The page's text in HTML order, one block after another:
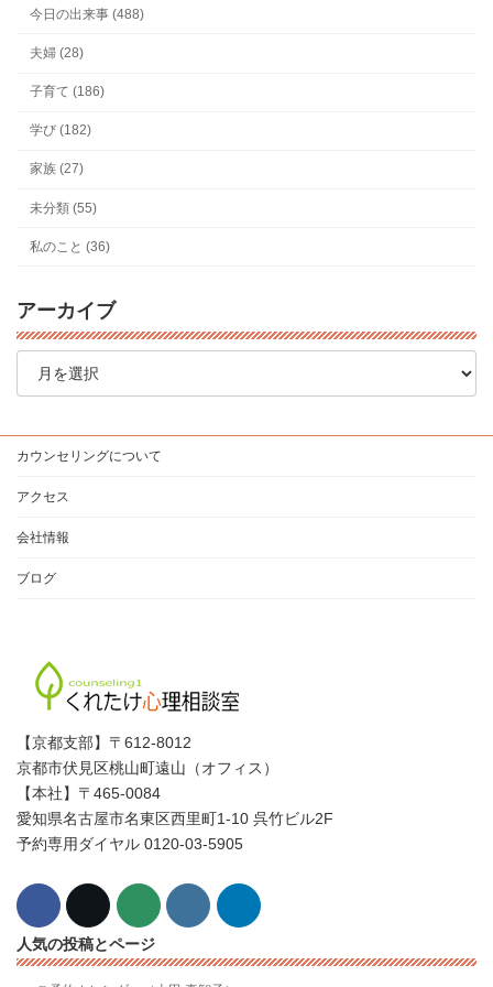
今日の出来事 (488)
夫婦 (28)
子育て (186)
学び (182)
家族 (27)
未分類 (55)
私のこと (36)
アーカイブ
ア
カウンセリングについて
アクセス
会社情報
ブログ
【京都支部】〒612-8012
京都市伏見区桃山町遠山（オフィス）
【本社】〒465-0084
愛知県名古屋市名東区西里町1-10 呉竹ビル2F
予約専用ダイヤル 0120-03-5905
人気の投稿とページ